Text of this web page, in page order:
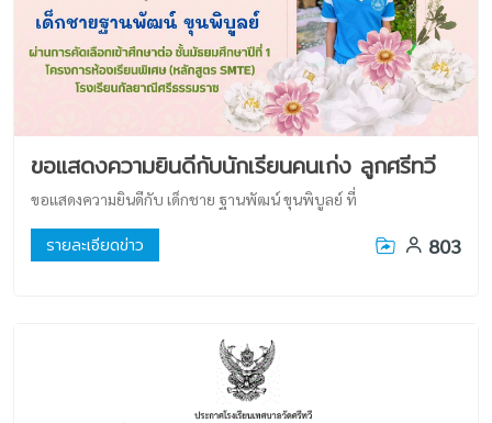
ขอแสดงความยินดีกับนักเรียนคนเก่ง ลูกศรีทวี
ขอแสดงความยินดีกับ เด็กชาย ฐานพัฒน์ ขุนพิบูลย์ ที่
รายละเอียดข่าว 803